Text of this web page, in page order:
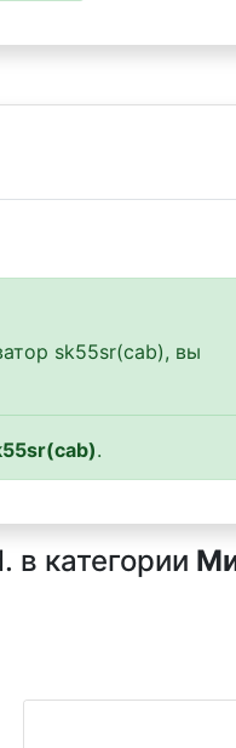
sk55sr(cab), вы
.
категории